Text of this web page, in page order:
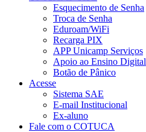
Esquecimento de Senha
Troca de Senha
Eduroam/WiFi
Recarga PIX
APP Unicamp Serviços
Apoio ao Ensino Digital
Botão de Pânico
Acesse
Sistema SAE
E-mail Institucional
Ex-aluno
Fale com o COTUCA